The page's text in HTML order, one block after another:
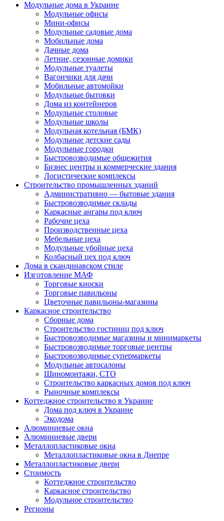
Модульные дома в Украине
Модульные офисы
Мини-офисы
Модульные садовые дома
Мобильные дома
Дачные дома
Летние, сезонные домики
Модульные туалеты
Вагончики для дачи
Мобильные автомойки
Модульные бытовки
Дома из контейнеров
Модульные столовые
Модульные школы
Модульная котельная (БМК)
Модульные детские сады
Модульные городки
Быстровозводимые общежития
Бизнес центры и коммерческие здания
Логистические комплексы
Строительство промышленных зданий
Административно — бытовые здания
Быстровозводимые склады
Каркасные ангары под ключ
Рабочие цеха
Производственные цеха
Мебельные цеха
Модульные убойные цеха
Колбасный цех под ключ
Дома в скандинавском стиле
Изготовление МАФ
Торговые киоски
Торговые павильоны
Цветочные павильоны-магазины
Каркасное строительство
Сборные дома
Строительство гостиниц под ключ
Быстровозводимые магазины и минимаркеты
Быстровозводимые торговые центры
Быстровозводимые супермаркеты
Модульные автосалоны
Шиномонтажи, СТО
Строительство каркасных домов под ключ
Рыночные комплексы
Коттеджное строительство в Украине
Дома под ключ в Украине
Экодома
Алюминиевые окна
Алюминиевые двери
Металлопластиковые окна
Металлопластиковые окна в Днепре
Металлопластиковые двери
Стоимость
Коттеджное строительство
Каркасное строительство
Модульное строительство
Регионы